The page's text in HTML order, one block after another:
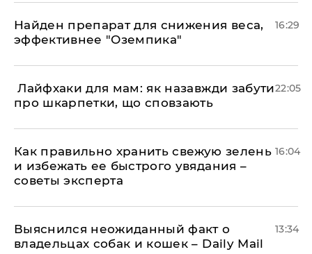
Найден препарат для снижения веса,
эффективнее "Оземпика"
16:29
​ Лайфхаки для мам: як назавжди забути
про шкарпетки, що сповзають
22:05
Как правильно хранить свежую зелень
и избежать ее быстрого увядания –
советы эксперта
16:04
Выяснился неожиданный факт о
владельцах собак и кошек – Daily Mail
13:34